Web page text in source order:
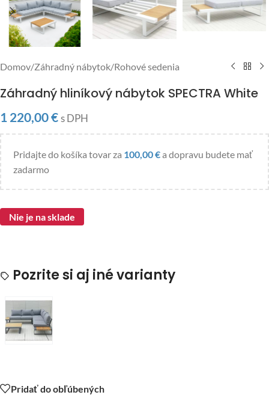
Domov/Záhradný nábytok/Rohové sedenia
Záhradný hliníkový nábytok SPECTRA White
1 220,00€ s DPH
Pridajte do košíka tovar za 100,00€a dopravu budete mať
zadarmo
Nie je na sklade
Pozrite si aj iné varianty
Pridať do obľúbených